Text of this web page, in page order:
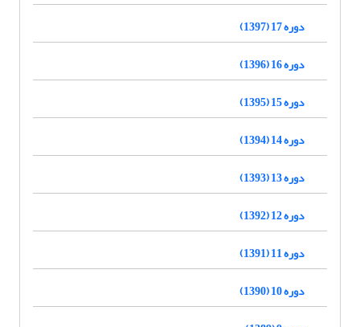
دوره 17 (1397)
دوره 16 (1396)
دوره 15 (1395)
دوره 14 (1394)
دوره 13 (1393)
دوره 12 (1392)
دوره 11 (1391)
دوره 10 (1390)